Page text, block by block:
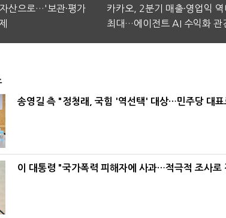
산으로…'보관·평가
카카오, 2분기 매출·영업익 역
최대…에이전트 AI 수익화 관
송영길 측 "정청래, 국힘 '역선택' 대상…민주당 대표
이 대통령 "국가폭력 피해자에 사과…적극적 조사로